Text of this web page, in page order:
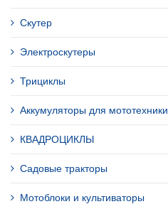
Скутер
Электроскутеры
Трициклы
Аккумуляторы для мототехники
КВАДРОЦИКЛЫ
Садовые тракторы
Мотоблоки и культиваторы